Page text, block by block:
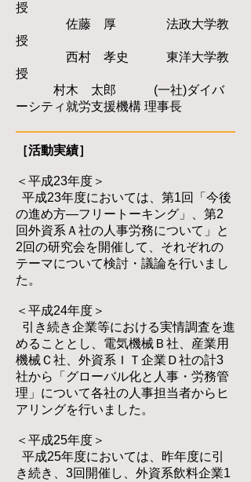
授
佐藤 厚 法政大学教
授
西村 孝史 東洋大学教
授
村木 太郎 (一社)ダイバ
ーシティ就労支援機構 理事長
［活動実績］
​＜平成23年度＞
平成23年度においては、第1回「今後
の進め方―フリートーキング」、第2
回外資系Ａ社の人事労務について」と
2回の研究会を開催して、それぞれの
テーマについて検討・議論を行いまし
た。
＜平成24年度＞
引き続き企業等における実情調査を進
めることとし、電気機械Ｂ社、産業用
機械Ｃ社、外資系ＩＴ企業Ｄ社の計3
社から「グローバル化と人事・労務管
理」について各社の人事担当者からヒ
アリングを行いました。
＜平成25年度＞
平成25年度においては、昨年度に引
き続き、3回開催し、外資系飲料企業1